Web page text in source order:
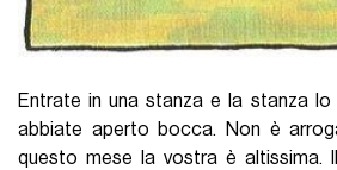
Entrate in una stanza e la stanza
abbiate aperto bocca. Non è
questo mese la vostra è altissima. Il